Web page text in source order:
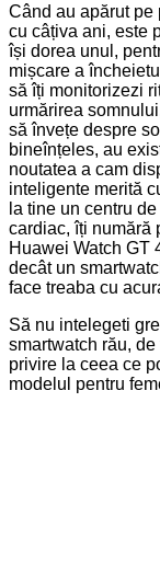
Când au apărut pe
cu câțiva ani, este
își dorea unul,
mișcare a
să îți monitorizezi
urmărirea
să învețe despre
bineînțeles, au
noutatea a cam
inteligente merită
la tine un centru
cardiac, îți numără
Huawei Watch GT
decât un
face treaba cu
Să nu intelegeti
smartwatch rău,
privire la ceea ce
modelul pentru